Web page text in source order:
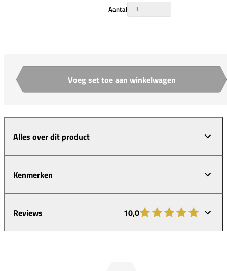
Aantal
Aantal Voeg set toe aan winkelwagen
Alles over dit product
Kenmerken
Reviews 10,0